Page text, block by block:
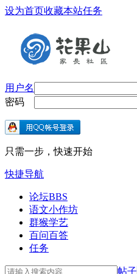
设为首页收藏本站任务
用户名
密码
只需一步，快速开始
快捷导航
论坛BBS
语文小作坊
群猴学艺
百问百答
任务
帖子